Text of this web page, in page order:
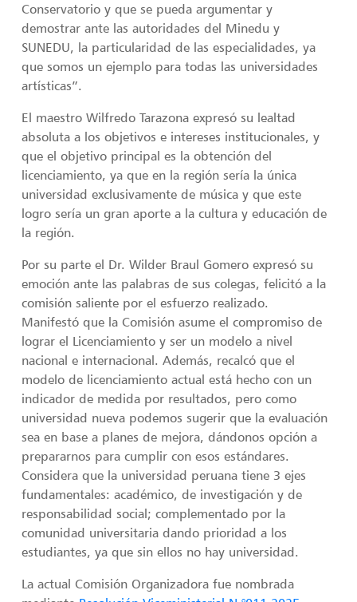
Conservatorio y que se pueda argumentar y
demostrar ante las autoridades del Minedu y
SUNEDU, la particularidad de las especialidades, ya
que somos un ejemplo para todas las universidades
artísticas”.
El maestro Wilfredo Tarazona expresó su lealtad
absoluta a los objetivos e intereses institucionales, y
que el objetivo principal es la obtención del
licenciamiento, ya que en la región sería la única
universidad exclusivamente de música y que este
logro sería un gran aporte a la cultura y educación de
la región.
Por su parte el Dr. Wilder Braul Gomero expresó su
emoción ante las palabras de sus colegas, felicitó a la
comisión saliente por el esfuerzo realizado.
Manifestó que la Comisión asume el compromiso de
lograr el Licenciamiento y ser un modelo a nivel
nacional e internacional. Además, recalcó que el
modelo de licenciamiento actual está hecho con un
indicador de medida por resultados, pero como
universidad nueva podemos sugerir que la evaluación
sea en base a planes de mejora, dándonos opción a
prepararnos para cumplir con esos estándares.
Considera que la universidad peruana tiene 3 ejes
fundamentales: académico, de investigación y de
responsabilidad social; complementado por la
comunidad universitaria dando prioridad a los
estudiantes, ya que sin ellos no hay universidad.
La actual Comisión Organizadora fue nombrada